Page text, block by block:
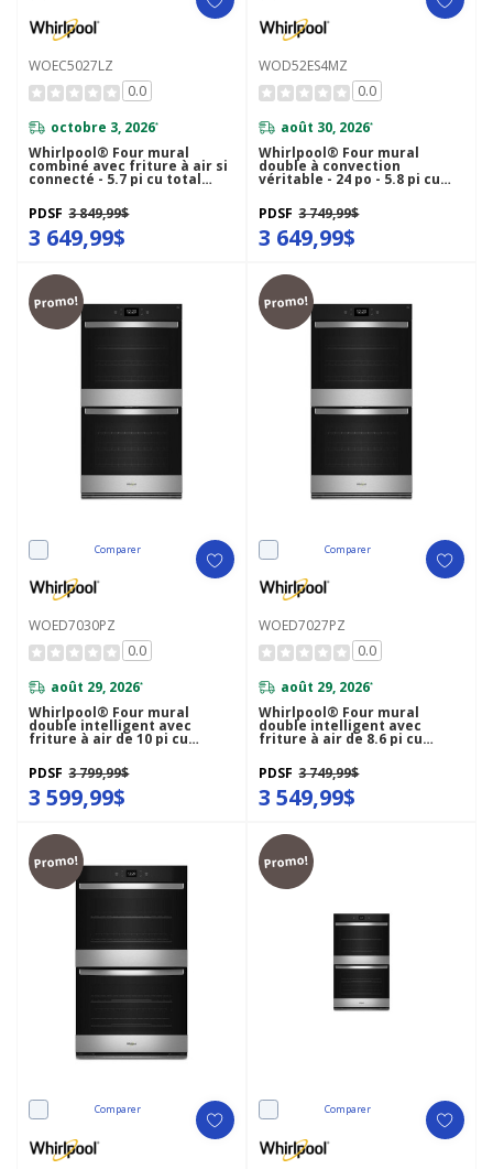
WOEC5027LZ
0.0
octobre 3, 2026*
Whirlpool® Four mural
combiné avec friture à air si
connecté - 5.7 pi cu total
PDSF 3 849,99$
3 649,99$
WOD52ES4MZ
0.0
août 30, 2026*
Whirlpool® Four mural
double à convection
véritable - 24 po - 5.8 pi cu
PDSF 3 749,99$
3 649,99$
Promo!
Comparer
WOED7030PZ
0.0
août 29, 2026*
Whirlpool® Four mural
double intelligent avec
friture à air de 10 pi cu
PDSF 3 799,99$
3 599,99$
Promo!
Comparer
WOED7027PZ
0.0
août 29, 2026*
Whirlpool® Four mural
double intelligent avec
friture à air de 8.6 pi cu
PDSF 3 749,99$
3 549,99$
Promo!
Comparer
Promo!
Comparer